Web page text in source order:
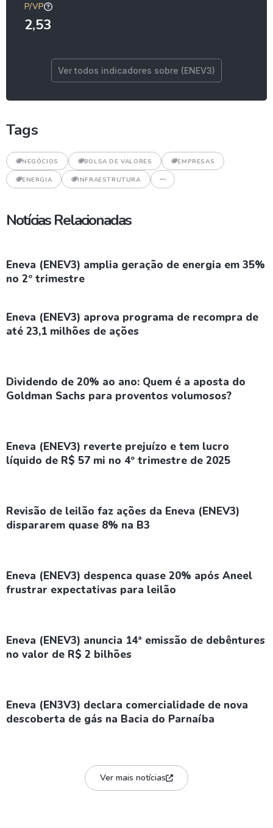
P/VP
2,53
Ver todos indicadores sobre (ENEV3)
Tags
NEGÓCIOS BOLSA DE VALORES EMPRESAS
ENERGIA INFRAESTRUTURA
Notícias Relacionadas
Eneva (ENEV3) amplia geração de energia em 35%
no 2º trimestre
Eneva (ENEV3) aprova programa de recompra de
até 23,1 milhões de ações
Dividendo de 20% ao ano: Quem é a aposta do
Goldman Sachs para proventos volumosos?
Eneva (ENEV3) reverte prejuízo e tem lucro
líquido de R$ 57 mi no 4º trimestre de 2025
Revisão de leilão faz ações da Eneva (ENEV3)
dispararem quase 8% na B3
Eneva (ENEV3) despenca quase 20% após Aneel
frustrar expectativas para leilão
Eneva (ENEV3) anuncia 14ª emissão de debêntures
no valor de R$ 2 bilhões
Eneva (EN3V3) declara comercialidade de nova
descoberta de gás na Bacia do Parnaíba
Ver mais notícias